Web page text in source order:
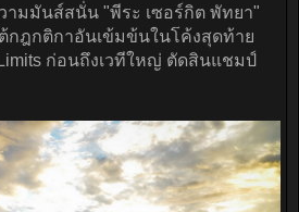
ามมันส์สนั่น "พีระ เซอร์กิต พัทยา"
กฎกติกาอันเข้มข้นในโค้งสุดท้าย
ก่อนถึงเวทีใหญ่ ตัดสินแชมป์